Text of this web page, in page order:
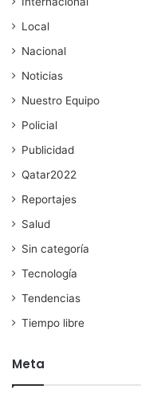
Local
Nacional
Noticias
Nuestro Equipo
Policial
Publicidad
Qatar2022
Reportajes
Salud
Sin categoría
Tecnología
Tendencias
Tiempo libre
Meta